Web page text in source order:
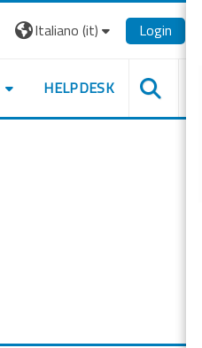
Italiano ‎(it)‎ Login
HELPDESK